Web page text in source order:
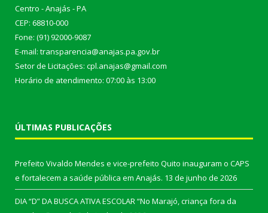
Centro - Anajás - PA
CEP: 68810-000
Fone: (91) 92000-9087
E-mail: transparencia@anajas.pa.gov.br
Setor de Licitações: cpl.anajas@gmail.com
Horário de atendimento: 07:00 às 13:00
ÚLTIMAS PUBLICAÇÕES
Prefeito Vivaldo Mendes e vice-prefeito Quito inauguram o CAPS
e fortalecem a saúde pública em Anajás. 13 de junho de 2026
DIA “D” DA BUSCA ATIVA ESCOLAR “No Marajó, criança fora da